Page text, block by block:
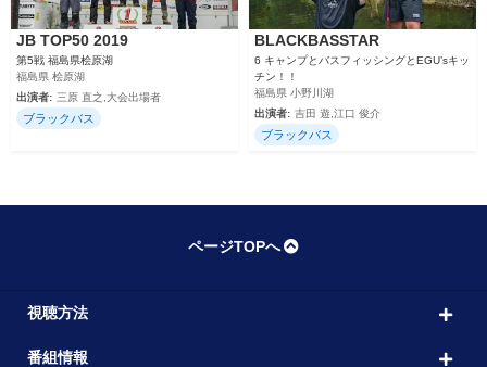
JB TOP50 2019
第5戦 福島県桧原湖
福島県 桧原湖
出演者: 三原 直之,大会出場者
ブラックバス
BLACKBASSTAR
6 キャンプとバスフィッシングとEGU’sキッ
チン！！
福島県 小野川湖
出演者: 吉田 遊,江口 俊介
ブラックバス
ページTOPへ
視聴方法
番組情報